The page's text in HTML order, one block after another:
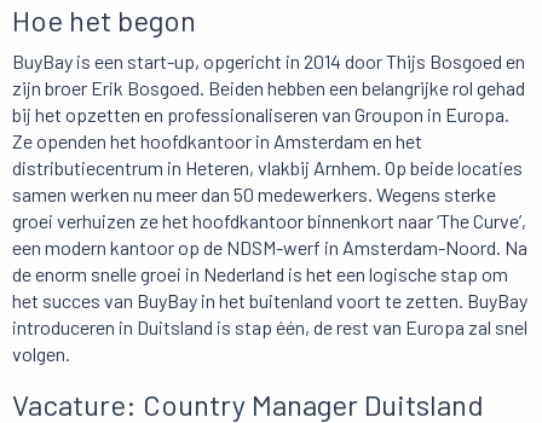
Hoe het begon
BuyBay is een start-up, opgericht in 2014 door Thijs Bosgoed en
zijn broer Erik Bosgoed. Beiden hebben een belangrijke rol gehad
bij het opzetten en professionaliseren van Groupon in Europa.
Ze openden het hoofdkantoor in Amsterdam en het
distributiecentrum in Heteren, vlakbij Arnhem. Op beide locaties
samen werken nu meer dan 50 medewerkers. Wegens sterke
groei verhuizen ze het hoofdkantoor binnenkort naar ‘The Curve’,
een modern kantoor op de NDSM-werf in Amsterdam-Noord. Na
de enorm snelle groei in Nederland is het een logische stap om
het succes van BuyBay in het buitenland voort te zetten. BuyBay
introduceren in Duitsland is stap één, de rest van Europa zal snel
volgen.
Vacature: Country Manager Duitsland